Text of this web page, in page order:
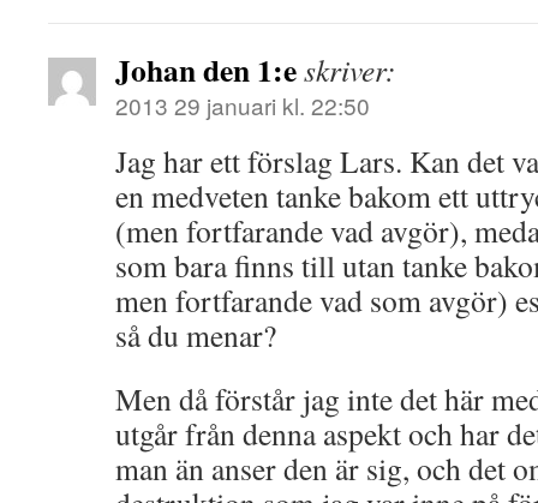
Johan den 1:eskriver:
2013 29 januari kl. 22:50
Jag har ett förslag Lars. Kan det
en medveten tanke bakom ett
(men fortfarande vad avgör),
som bara finns till utan tanke
men fortfarande vad som avgör)
så du menar?
Men då förstår jag inte det här
utgår från denna aspekt och har
man än anser den är sig, och det